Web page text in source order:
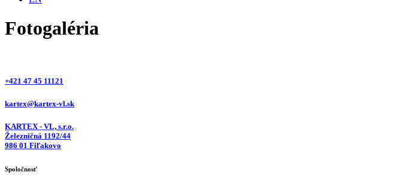
Fotogaléria
+421 47 45 11121
kartex@kartex-vl.sk
KARTEX - VL, s.r.o.
Železničná 1192/44
986 01 Fiľakovo
Spoločnosť